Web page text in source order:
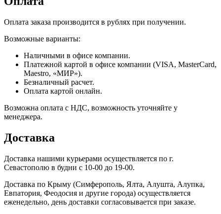
Оплата заказа производится в рублях при получении.
Возможные варианты:
Наличными в офисе компании.
Платежной картой в офисе компании (VISA, MasterCard,
Maestro, «МИР»).
Безналичный расчет.
Оплата картой онлайн.
Возможна оплата с НДС, возможность уточняйте у
менеджера.
Доставка
Доставка нашими курьерами осуществляется по г.
Севастополю в будни с 10-00 до 19-00.
Доставка по Крыму (Симферополь, Ялта, Алушта, Алупка,
Евпатория, Феодосия и другие города) осуществляется
еженедельно, день доставки согласовывается при заказе.